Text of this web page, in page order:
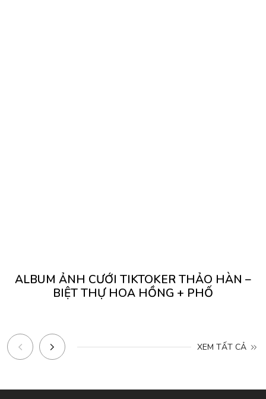
ALBUM ẢNH CƯỚI TIKTOKER THẢO HÀN –
BIỆT THỰ HOA HỒNG + PHỐ
XEM TẤT CẢ